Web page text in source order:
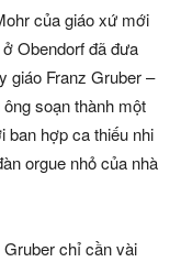
của giáo xứ mới
Obendorf đã đưa
giáo Franz Gruber –
soạn thành một
ban hợp ca thiếu nhi
orgue nhỏ của nhà
chỉ cần vài